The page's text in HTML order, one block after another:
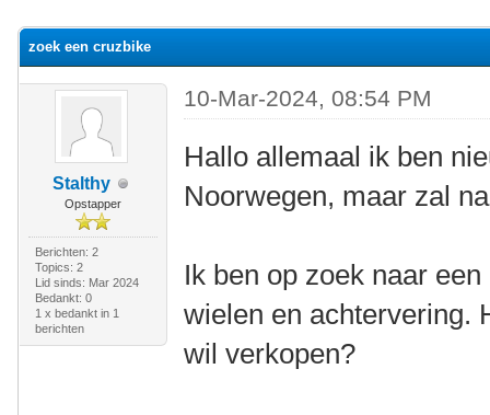
zoek een cruzbike
Stalthy
Opstapper
Berichten: 2
Topics: 2
Lid sinds: Mar 2024
Bedankt: 0
1 x bedankt in 1
berichten
10-Mar-2024, 08:54 PM
Hallo allemaal ik ben
Noorwegen, maar zal
Ik ben op zoek naar
wielen en achtervering.
wil verkopen?